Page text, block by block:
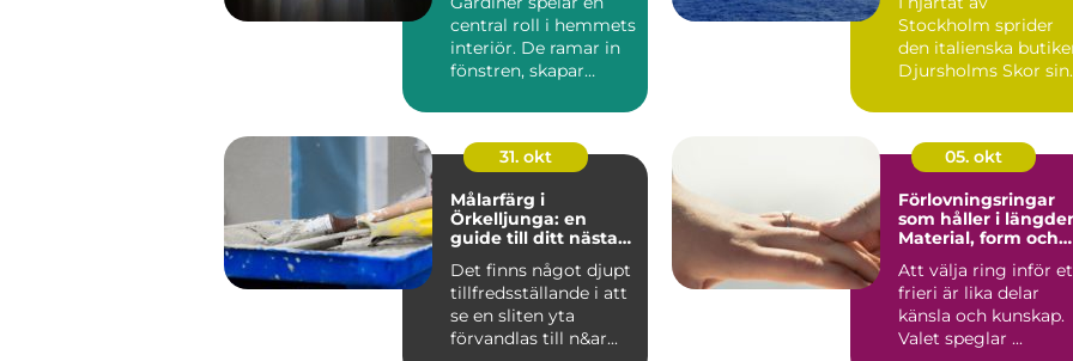
hem
central roll i hemmets
interiör. De ramar in
fönstren, skapar
Stockholm sprider
den italienska
Djursholms Skor sin
31. okt
Målarfärg i
Örkelljunga: en
guide till ditt nästa
Det finns något djupt
tillfredsställande i att
se en sliten yta
förvandlas till n&ar...
05. okt
Förlovningsringar
som håller i
Material, form och
Att välja ring inför
frieri är lika delar
känsla och kunskap.
Valet speglar ...